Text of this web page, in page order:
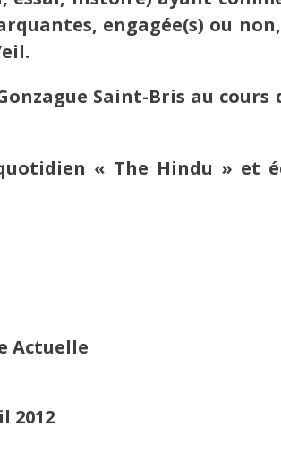
engagée(s) ou
Saint-Bris au cours
« The Hindu » et
Actuelle
2012